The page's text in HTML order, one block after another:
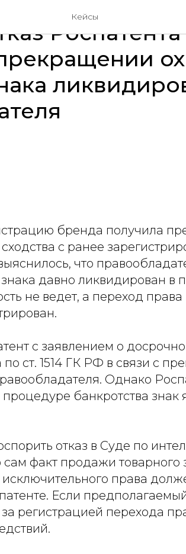
Кейсы
Роспатента
бренда получила
сходства с ранее
что
давно ликвидирован в
не ведет, а переход права
с заявлением о
ст. 1514 ГК РФ в связи с
Однако
процедуре банкротства
отказ в Суде по
сам факт продажи товарного
права
Если
регистрацией перехода